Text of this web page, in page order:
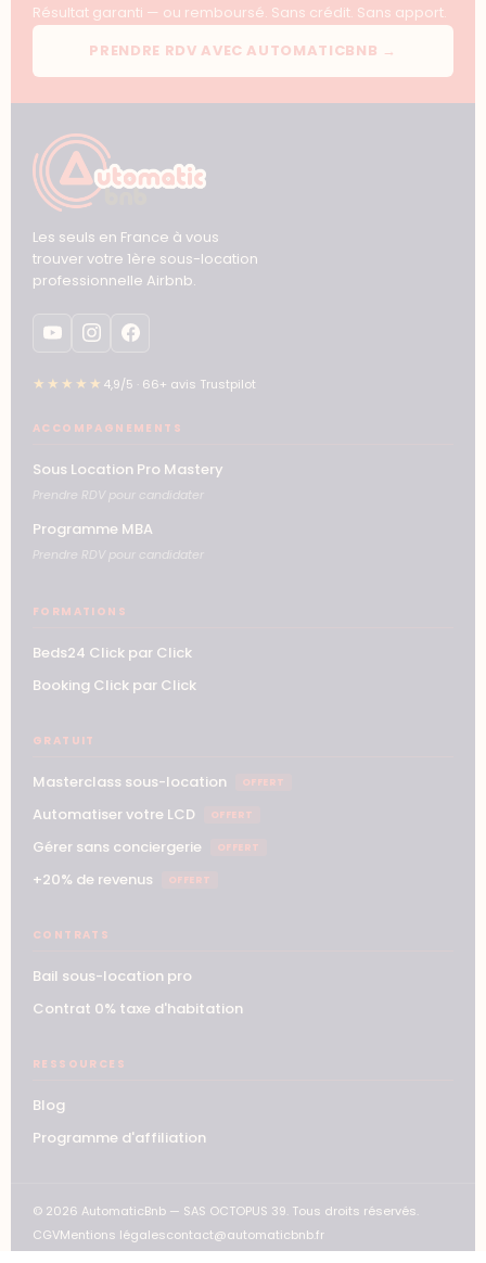
Résultat garanti — ou remboursé. Sans crédit. Sans apport.
PRENDRE RDV AVEC AUTOMATICBNB →
Les seuls en France à vous
trouver votre 1ère sous-location
professionnelle Airbnb.
★★★★★ 4,9/5 · 66+ avis Trustpilot
ACCOMPAGNEMENTS
Sous Location Pro Mastery
Prendre RDV pour candidater
Programme MBA
Prendre RDV pour candidater
FORMATIONS
Beds24 Click par Click
Booking Click par Click
GRATUIT
Masterclass sous-location OFFERT
Automatiser votre LCD OFFERT
Gérer sans conciergerie OFFERT
+20% de revenus OFFERT
CONTRATS
Bail sous-location pro
Contrat 0% taxe d'habitation
RESSOURCES
Blog
Programme d'affiliation
© 2026 AutomaticBnb — SAS OCTOPUS 39. Tous droits réservés.
CGVMentions légalescontact@automaticbnb.fr